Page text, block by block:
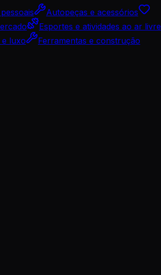
Autopeças e acessórios
Esportes e atividades ao ar livre
luxo
Ferramentas e construção